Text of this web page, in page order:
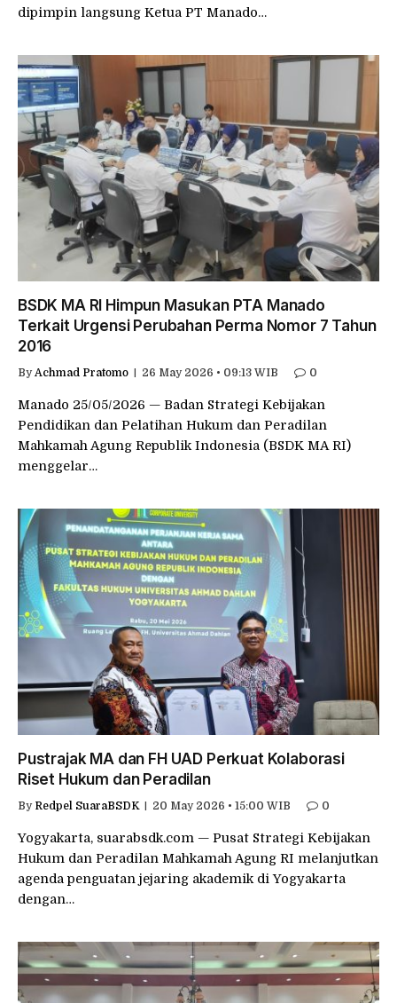
dipimpin langsung Ketua PT Manado…
BSDK MA RI Himpun Masukan PTA Manado
Terkait Urgensi Perubahan Perma Nomor 7 Tahun
2016
By Achmad Pratomo 26 May 2026 • 09:13 WIB 0
Manado 25/05/2026 — Badan Strategi Kebijakan
Pendidikan dan Pelatihan Hukum dan Peradilan
Mahkamah Agung Republik Indonesia (BSDK MA RI)
menggelar…
Pustrajak MA dan FH UAD Perkuat Kolaborasi
Riset Hukum dan Peradilan
By Redpel SuaraBSDK 20 May 2026 • 15:00 WIB 0
Yogyakarta, suarabsdk.com — Pusat Strategi Kebijakan
Hukum dan Peradilan Mahkamah Agung RI melanjutkan
agenda penguatan jejaring akademik di Yogyakarta
dengan…